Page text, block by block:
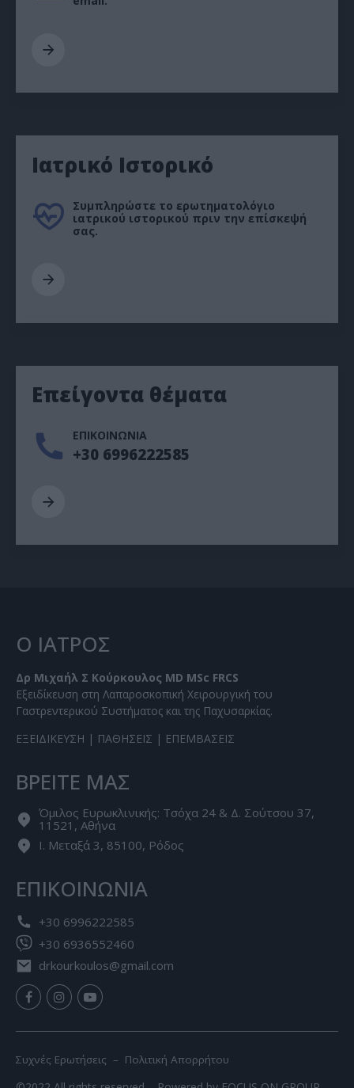
Ιατρικό Ιστορικό
Συμπληρώστε το ερωτηματολόγιο
ιατρικού ιστορικού πριν την επίσκεψή
σας.
Επείγοντα θέματα
ΕΠΙΚΟΙΝΩΝΙΑ
+30 6996222585
Ο ΙΑΤΡΟΣ
Δρ Μιχαήλ Σ Κούρκουλος MD MSc FRCS
Εξειδίκευση στη Λαπαροσκοπική Χειρουργική του
Γαστρεντερικού Συστήματος και της Παχυσαρκίας.
ΕΞΕΙΔΙΚΕΥΣΗ | ΠΑΘΗΣΕΙΣ | ΕΠΕΜΒΑΣΕΙΣ
ΒΡΕΙΤΕ ΜΑΣ
Όμιλος Ευρωκλινικής: Τσόχα 24 & Δ. Σούτσου 37,
11521, Αθήνα
Ι. Μεταξά 3, 85100, Ρόδος
ΕΠΙΚΟΙΝΩΝΙΑ
+30 6996222585
+30 6936552460
drkourkoulos@gmail.com
Συχνές Ερωτήσεις – Πολιτική Απορρήτου